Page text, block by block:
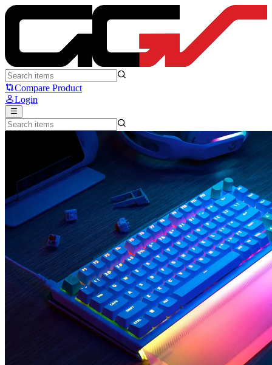
Logitech G512 X: Keyboard Gaming yang Support Analog Plus
Compare Product
Login